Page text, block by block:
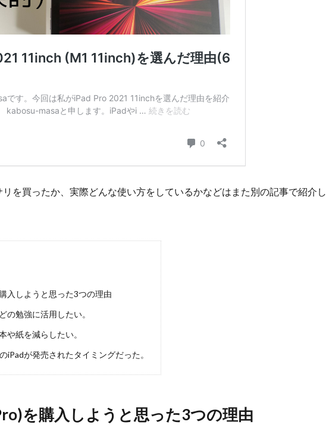
を買ったか、実際どんな使い方をしているかなどはまた別の記事で紹介し
入しようと思った3つの理由
の勉強に活用したい。
や紙を減らしたい。
iPadが発売されたタイミングだった。
を購入しようと思った3つの理由